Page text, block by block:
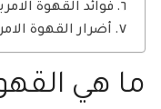
فوائد القهوة
أضرار القهوة
ما هي